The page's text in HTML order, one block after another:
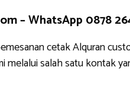
–WhatsApp 0878
cetak Alquran
melalui salah satu kontak